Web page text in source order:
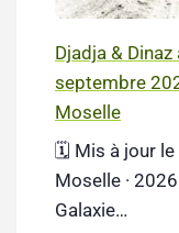
Djadja & Dinaz
septembre
Moselle
🗓️ Mis à jour le
Moselle ·
Galaxie…